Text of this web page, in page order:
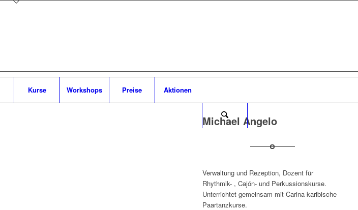
Kurse Workshops Preise Aktionen
Michael Angelo
Verwaltung und Rezeption, Dozent für
Rhythmik- , Cajón- und Perkussionskurse.
Unterrichtet gemeinsam mit Carina karibische
Paartanzkurse.